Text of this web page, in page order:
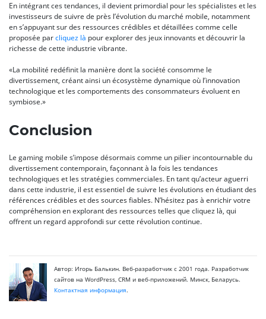
En intégrant ces tendances, il devient primordial pour les spécialistes et les
investisseurs de suivre de près l’évolution du marché mobile, notamment
en s’appuyant sur des ressources crédibles et détaillées comme celle
proposée parcliquez là pour explorer des jeux innovants et découvrir la
richesse de cette industrie vibrante.
«La mobilité redéfinit la manière dont la société consomme le
divertissement, créant ainsi un écosystème dynamique où l’innovation
technologique et les comportements des consommateurs évoluent en
symbiose.»
Conclusion
Le gaming mobile s’impose désormais comme un pilier incontournable du
divertissement contemporain, façonnant à la fois les tendances
technologiques et les stratégies commerciales. En tant qu’acteur aguerri
dans cette industrie, il est essentiel de suivre les évolutions en étudiant des
références crédibles et des sources fiables. N’hésitez pas à enrichir votre
compréhension en explorant des ressources telles que cliquez là, qui
offrent un regard approfondi sur cette révolution continue.
Автор: Игорь Балькин. Веб-разработчик с 2001 года. Разработчик
сайтов на WordPress, CRM и веб-приложений. Минск, Беларусь.
Контактная информация.